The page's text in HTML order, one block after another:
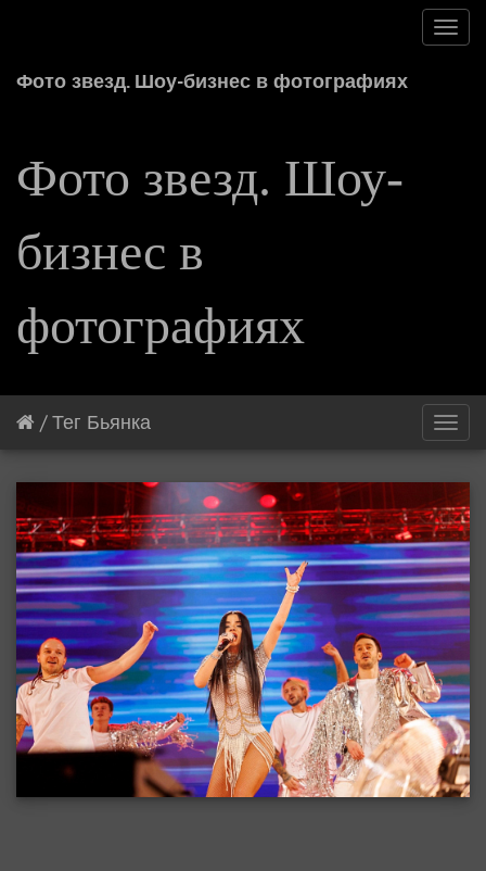
Фото звезд. Шоу-бизнес в фотографиях
Фото звезд. Шоу-
бизнес в
фотографиях
/Тег Бьянка